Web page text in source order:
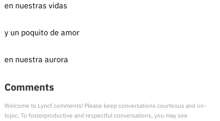
en nuestras vidas
y un poquito de amor
en nuestra aurora
Comments
Welcome to Lyricf comments! Please keep conversations courteous and on-
topic. To fosterproductive and respectful conversations, you may see